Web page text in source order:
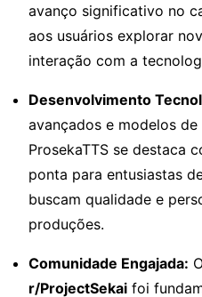
avanço significativo no
aos usuários explorar
interação com a
Desenvolvimento
avançados e modelos
ProsekaTTS se destaca
ponta para entusiastas
buscam qualidade e
produções.
Comunidade Engajada:
r/ProjectSekai foi